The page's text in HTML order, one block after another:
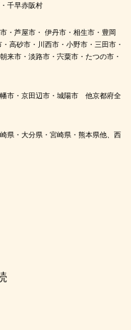
千早赤阪村
・芦屋市・ 伊丹市・相生市・豊岡
高砂市・川西市・小野市・三田市・
来市・淡路市・宍粟市・たつの市・
市・京田辺市・城陽市 他京都府全
県・大分県・宮崎県・熊本県他、西